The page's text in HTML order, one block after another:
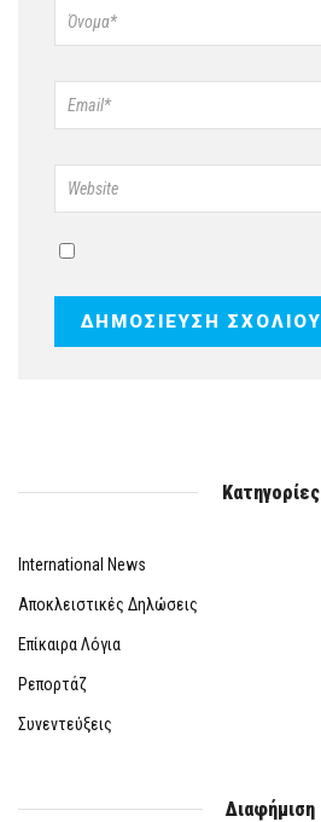
Κατηγορίες
International News
Αποκλειστικές Δηλώσεις
Επίκαιρα Λόγια
Ρεπορτάζ
Συνεντεύξεις
Διαφήμιση